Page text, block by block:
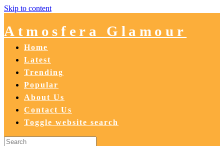
Skip to content
Atmosfera Glamour
Home
Latest
Trending
Popular
About Us
Contact Us
Toggle website search